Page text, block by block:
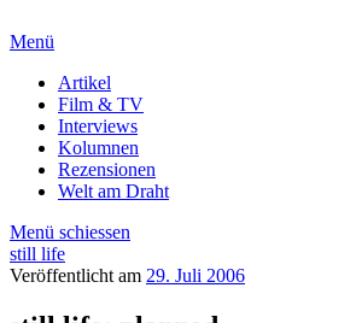
Menü
Artikel
Film & TV
Interviews
Kolumnen
Rezensionen
Welt am Draht
Menü schiessen
still life
Veröffentlicht am 29. Juli 2006